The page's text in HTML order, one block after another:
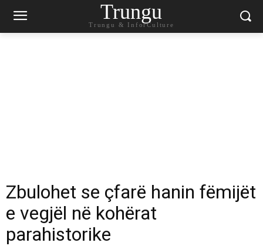
Trungu
Trungu & InforCulture
Zbulohet se çfarë hanin fëmijët
e vegjël në kohërat
parahistorike